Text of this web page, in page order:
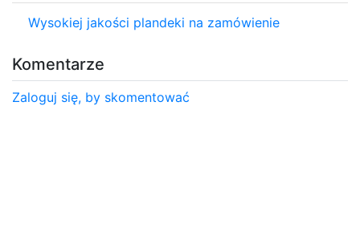
Wysokiej jakości plandeki na zamówienie
Komentarze
Zaloguj się, by skomentować